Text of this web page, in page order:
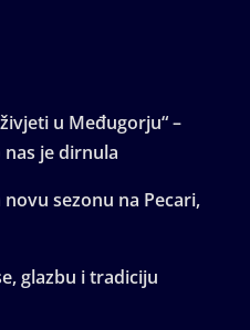
u Međugorju“ –
je dirnula
sezonu na Pecari,
glazbu i tradiciju